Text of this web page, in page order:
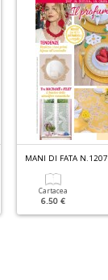
MANI DI FATA N.1207
Cartacea
6.50 €